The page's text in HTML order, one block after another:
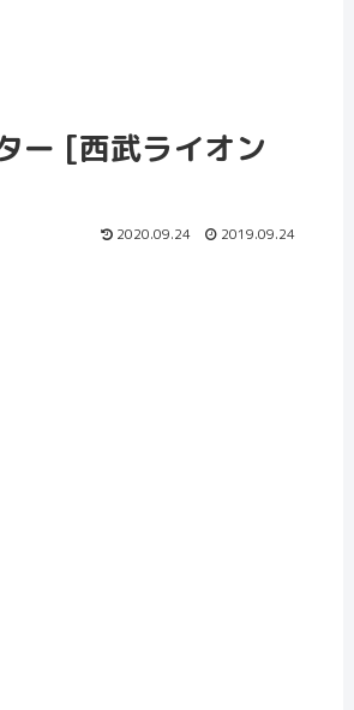
ー [西武ライオン
2020.09.24 2019.09.24